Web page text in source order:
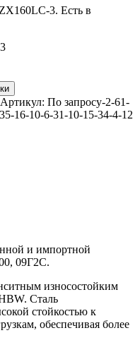
3. Есть в
Артикул: По запросу-2-61-
16-10-6-31-10-15-34-4-12
и импортной
09Г2С.
износостойким
Сталь
стойкостью к
обеспечивая более